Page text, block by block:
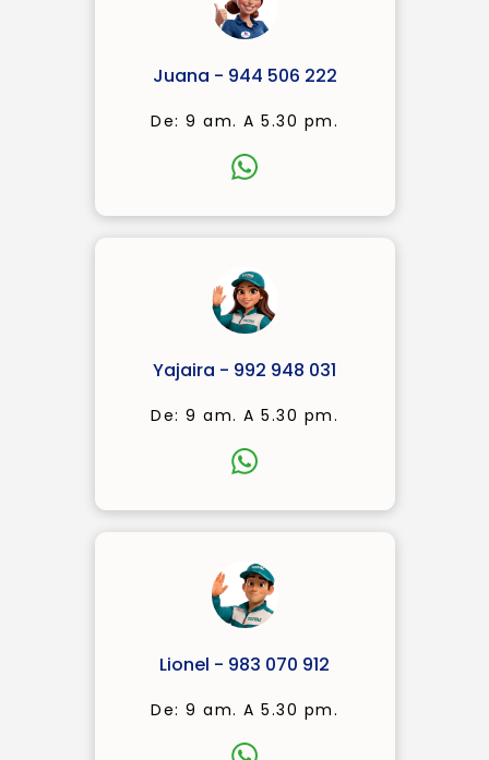
Juana - 944 506 222
De: 9 am. A 5.30 pm.
Yajaira - 992 948 031
De: 9 am. A 5.30 pm.
Lionel - 983 070 912
De: 9 am. A 5.30 pm.